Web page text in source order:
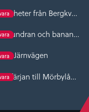
Personligheter från Bergkvara
Arken, Flundran och bananbåten
Järnvägen
Järnvägsfärjan till Mörbylånga